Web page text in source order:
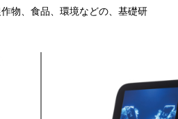
物、食品、環境などの、基礎研